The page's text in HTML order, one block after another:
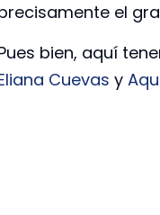
el
bien, aquí
Cuevas y